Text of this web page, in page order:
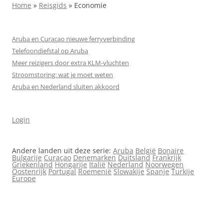
Home » Reisgids » Economie
Aruba en Curaçao nieuwe ferryverbinding
Telefoondiefstal op Aruba
Meer reizigers door extra KLM-vluchten
Stroomstoring: wat je moet weten
Aruba en Nederland sluiten akkoord
Login
Andere landen uit deze serie: Aruba België Bonaire
Bulgarije Curaçao Denemarken Duitsland Frankrijk
Griekenland Hongarije Italië Nederland Noorwegen
Oostenrijk Portugal Roemenië Slowakije Spanje Turkije
Europe